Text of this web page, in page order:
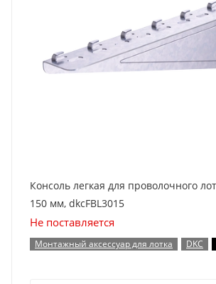
Консоль легкая для проволочного
150 мм, dkcFBL3015
Не поставляется
Монтажный аксессуар для лотка DKC